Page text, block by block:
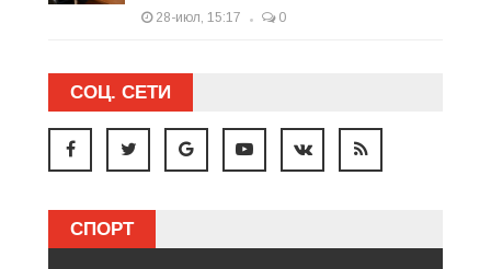
28-июл, 15:17 0
СОЦ. СЕТИ
СПОРТ